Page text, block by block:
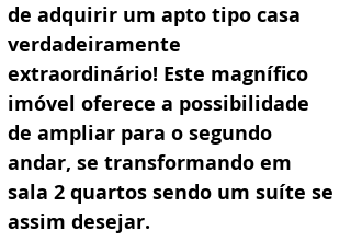
de adquirir um apto tipo casa
verdadeiramente
extraordinário! Este magnífico
imóvel oferece a possibilidade
de ampliar para o segundo
andar, se transformando em
sala 2 quartos sendo um suíte se
assim desejar.